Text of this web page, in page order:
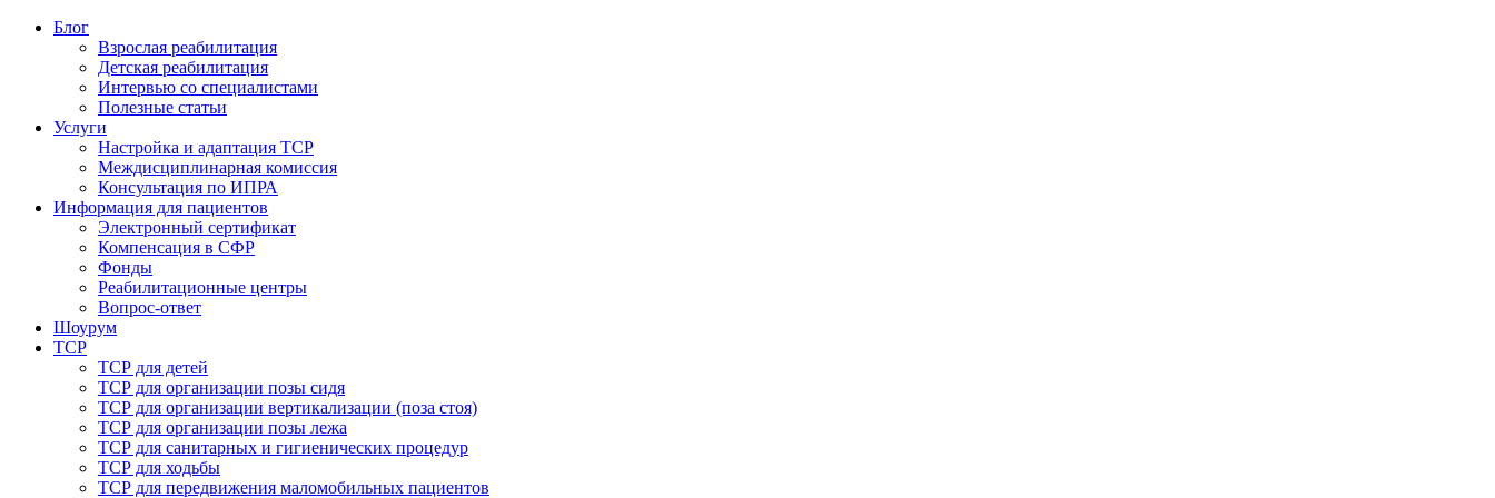
Блог
Взрослая реабилитация
Детская реабилитация
Интервью со специалистами
Полезные статьи
Услуги
Настройка и адаптация ТСР
Междисциплинарная комиссия
Консультация по ИПРА
Информация для пациентов
Электронный сертификат
Компенсация в СФР
Фонды
Реабилитационные центры
Вопрос-ответ
Шоурум
ТСР
ТСР для детей
ТСР для организации позы сидя
ТСР для организации вертикализации (поза стоя)
ТСР для организации позы лежа
ТСР для санитарных и гигиенических процедур
ТСР для ходьбы
ТСР для передвижения маломобильных пациентов